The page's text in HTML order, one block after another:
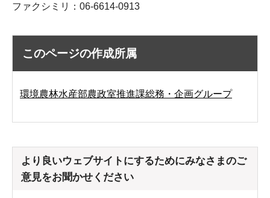
ファクシミリ：06-6614-0913
このページの作成所属
環境農林水産部農政室推進課総務・企画グループ
より良いウェブサイトにするためにみなさまのご
意見をお聞かせください